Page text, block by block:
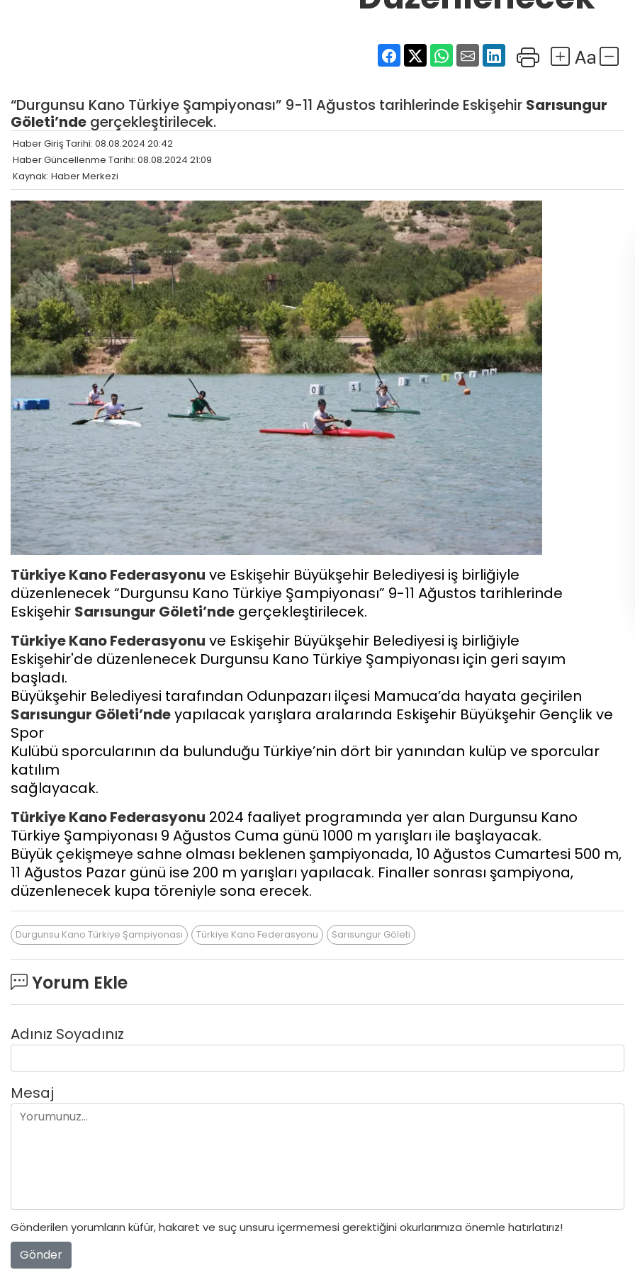
“Durgunsu Kano Türkiye Şampiyonası” 9-11 Ağustos tarihlerinde Eskişehir Sarısungur
Göleti’nde gerçekleştirilecek.
Haber Giriş Tarihi: 08.08.2024 20:42
Haber Güncellenme Tarihi: 08.08.2024 21:09
Kaynak: Haber Merkezi
Türkiye Kano Federasyonu ve Eskişehir Büyükşehir Belediyesi iş birliğiyle
düzenlenecek “Durgunsu Kano Türkiye Şampiyonası” 9-11 Ağustos tarihlerinde
Eskişehir Sarısungur Göleti’nde gerçekleştirilecek.
Türkiye Kano Federasyonu ve Eskişehir Büyükşehir Belediyesi iş birliğiyle
Eskişehir'de düzenlenecek Durgunsu Kano Türkiye Şampiyonası için geri sayım
başladı.
Büyükşehir Belediyesi tarafından Odunpazarı ilçesi Mamuca’da hayata geçirilen
Sarısungur Göleti’ndeyapılacak yarışlara aralarında Eskişehir Büyükşehir Gençlik ve
Spor
Kulübü sporcularının da bulunduğu Türkiye’nin dört bir yanından kulüp ve sporcular
katılım
sağlayacak.
Türkiye Kano Federasyonu 2024 faaliyet programında yer alan Durgunsu Kano
Türkiye Şampiyonası 9 Ağustos Cuma günü 1000 m yarışları ile başlayacak.
Büyük çekişmeye sahne olması beklenen şampiyonada, 10 Ağustos Cumartesi 500 m,
11 Ağustos Pazar günü ise 200 m yarışları yapılacak. Finaller sonrası şampiyona,
düzenlenecek kupa töreniyle sona erecek.
Durgunsu Kano Türkiye Şampiyonası Türkiye Kano Federasyonu Sarısungur Göleti
Yorum Ekle
Adınız Soyadınız
Mesaj
Gönderilen yorumların küfür, hakaret ve suç unsuru içermemesi gerektiğini okurlarımıza önemle hatırlatırız!
Gönder